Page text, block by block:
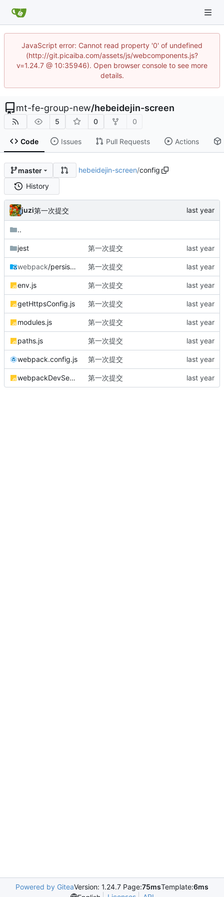
JavaScript error: Cannot read property '0' of undefined
(http://git.picaiba.com/assets/js/webcomponents.js?
v=1.24.7 @ 10:35946). Open browser console to see more
details.
mt-fe-group-new/hebeidejin-screen
5 0 0
Code Issues Pull Requests Actions
master hebeidejin-screen/config
History
juzi第一次提交
..
jest 第一次提交
webpack/persistentCache 第一次提交
env.js 第一次提交
getHttpsConfig.js 第一次提交
modules.js 第一次提交
paths.js 第一次提交
webpack.config.js 第一次提交
webpackDevServer.config.js 第一次提交
Powered by GiteaVersion: 1.24.7 Page:75msTemplate:6ms